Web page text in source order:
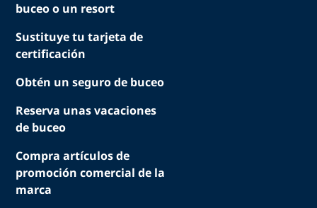
buceo o un resort
Sustituye tu tarjeta de
certificación
Obtén un seguro de buceo
Reserva unas vacaciones
de buceo
Compra artículos de
promoción comercial de la
marca